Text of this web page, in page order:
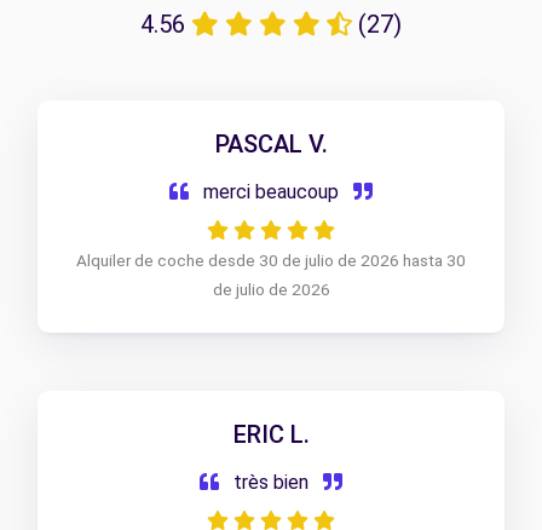
4.56 (27)
PASCAL V.
merci beaucoup
Alquiler de coche desde 30 de julio de 2026 hasta 30
de julio de 2026
ERIC L.
très bien